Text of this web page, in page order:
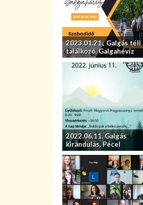
2023.01.21., Galgás téli
találkozó, Galgahévíz
2022.06.11. Galgás
kirándulás, Pécel